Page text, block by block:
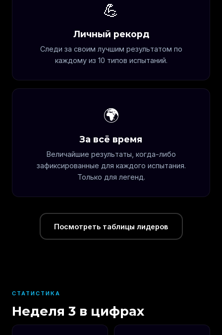
💪
Личный рекорд
Следи за своим лучшим результатом по
каждому из 10 типов испытаний.
🌍
За всё время
Величайшие результаты, когда-либо
зафиксированные для каждого испытания.
Только для легенд.
Посмотреть таблицы лидеров
СТАТИСТИКА
Неделя 3 в цифрах